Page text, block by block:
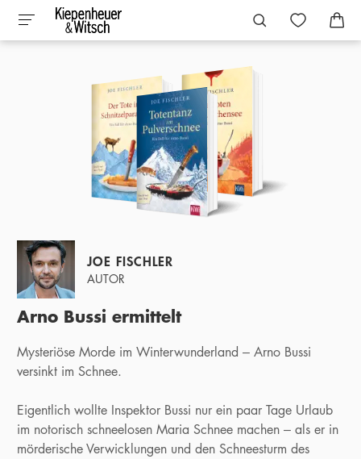
JOE FISCHLER
AUTOR
Arno Bussi ermittelt
Mysteriöse Morde im Winterwunderland – Arno Bussi
versinkt im Schnee.
Eigentlich wollte Inspektor Bussi nur ein paar Tage Urlaub
im notorisch schneelosen Maria Schnee machen – als er in
mörderische Verwicklungen und den Schneesturm des